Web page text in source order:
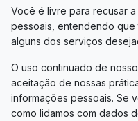
Você é livre para recusar
pessoais, entendendo
alguns dos serviços
O uso continuado de
aceitação de nossas
informações pessoais. Se
como lidamos com dados